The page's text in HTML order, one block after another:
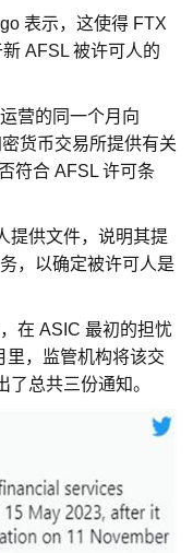
表示，这使得 FTX
AFSL 被许可人的
营的同一个月向
货币交易所提供有关
符合 AFSL 许可条
提供文件，说明其提
，以确定被许可人是
在 ASIC 最初的担忧
里，监管机构将该交
了总共三份通知。